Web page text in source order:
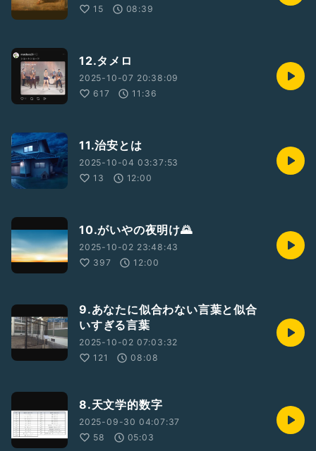
15
08:39
12.タメロ
2025-10-07 20:38:09
617
11:36
11.治安とは
2025-10-04 03:37:53
13
12:00
10.がいやの夜明け🌄
2025-10-02 23:48:43
397
12:00
9.あなたに似合わない言葉と似合
いすぎる言葉
2025-10-02 07:03:32
121
08:08
8.天文学的数字
2025-09-30 04:07:37
58
05:03